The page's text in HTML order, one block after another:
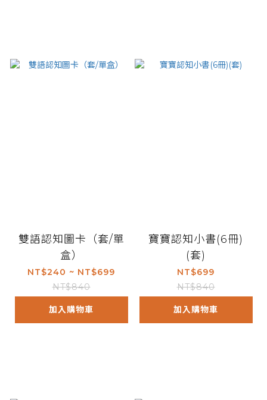
雙語認知圖卡（套/單
盒）
NT$240 ~ NT$699
NT$840
加入購物車
寶寶認知小書(6冊)
(套)
NT$699
NT$840
加入購物車